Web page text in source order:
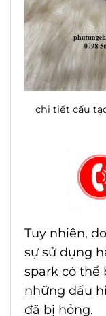
chi tiết cấu
Tuy nhiên,
sự sử dụng
spark có thể
những dấu
đã bị hỏng.